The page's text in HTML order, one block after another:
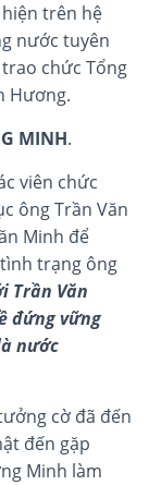
hiện trên hệ
nước tuyên
chức Tổng
Hương.
MINH.
viên chức
ông Trần Văn
Minh để
trạng ông
Trần Văn
đứng vững
nước
cờ đã đến
đến gặp
Minh làm